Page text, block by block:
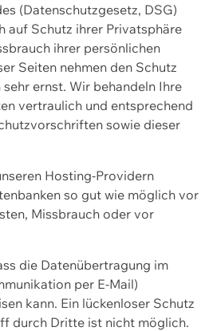
(Datenschutzgesetz, DSG)
auf Schutz ihrer Privatsphäre
ihrer persönlichen
Seiten nehmen den Schutz
ernst. Wir behandeln Ihre
vertraulich und entsprechend
sowie dieser
Hosting-Providern
so gut wie möglich vor
Missbrauch oder vor
die Datenübertragung im
per E-Mail)
kann. Ein lückenloser Schutz
durch Dritte ist nicht möglich.